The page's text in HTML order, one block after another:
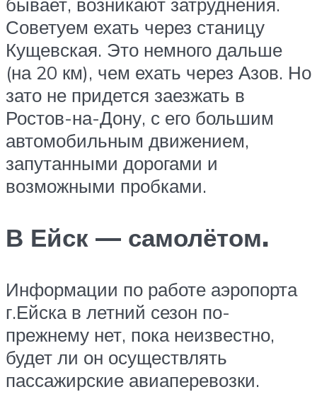
Советуем ехать через станицу
Кущевская. Это немного дальше
(на 20 км), чем ехать через Азов. Но
зато не придется заезжать в
Ростов-на-Дону, с его большим
автомобильным движением,
запутанными дорогами и
возможными пробками.
В Ейск — самолётом.
Информации по работе аэропорта
г.Ейска в летний сезон по-
прежнему нет, пока неизвестно,
будет ли он осуществлять
пассажирские авиаперевозки.